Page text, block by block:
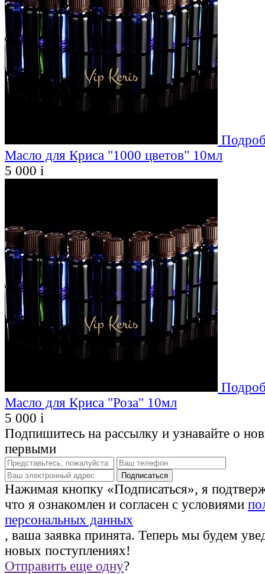
Масло для Криса "1000 цветов" 10мл
5 000 i
Масло для Криса "Роза" 10мл
5 000 i
Подпишитесь на рассылку и узнавайте о
первыми
Нажимая кнопку «Подписаться», я
что я ознакомлен и согласен с условиями
персональных данных
, ваша заявка принята. Теперь мы будем
новых поступлениях!
Отправить еще одну?